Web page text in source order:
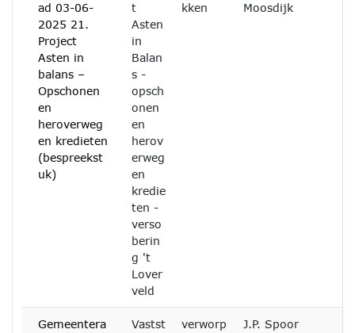
ad 03-06-
2025 21.
Project
Asten in
balans –
Opschonen
en
heroverweg
en kredieten
(bespreekst
uk)
t
Asten
in
Balan
s -
opsch
onen
en
herov
erweg
en
kredie
ten -
verso
berin
g 't
Lover
veld
kken
Moosdijk
Gemeentera
Vastst
verworp
J.P. Spoor